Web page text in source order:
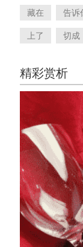
藏在 告诉
上了 切成
精彩赏析